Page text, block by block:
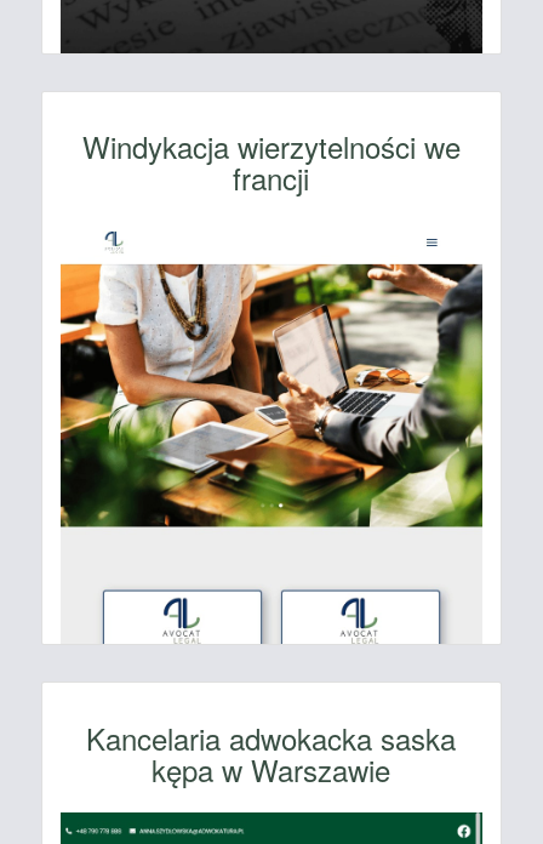
Windykacja wierzytelności we
francji
Kancelaria adwokacka saska
kępa w Warszawie